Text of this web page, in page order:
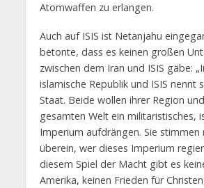
Atomwaffen zu erlangen.
Auch auf ISIS ist Netanjahu
betonte, dass es keinen großen
zwischen dem Iran und ISIS gäbe:
islamische Republik und ISIS nennt
Staat. Beide wollen ihrer Region
gesamten Welt ein militaristisches,
Imperium aufdrängen. Sie stimmen
überein, wer dieses Imperium
diesem Spiel der Macht gibt es
Amerika, keinen Frieden für